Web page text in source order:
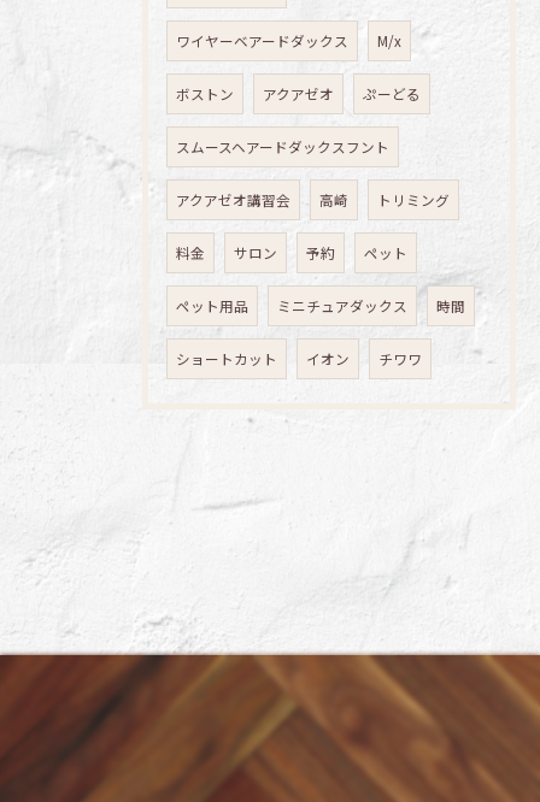
ワイヤーベアードダックス M/x
ボストン アクアゼオ ぷーどる
スムースヘアードダックスフント
アクアゼオ講習会 高崎 トリミング
料金 サロン 予約 ペット
ペット用品 ミニチュアダックス 時間
ショートカット イオン チワワ